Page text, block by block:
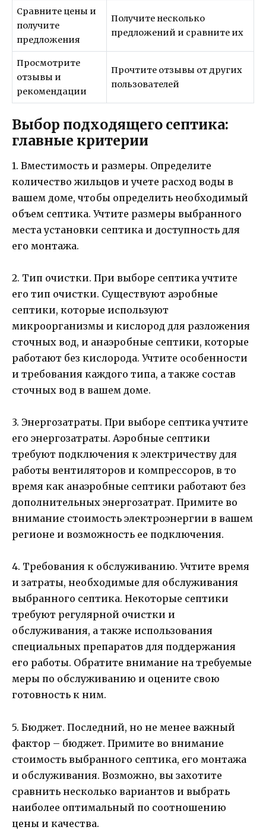
Сравните цены и
получите
предложения
Получите несколько
предложений и сравните их
Просмотрите
отзывы и
рекомендации
Прочтите отзывы от других
пользователей
Выбор подходящего септика:
главные критерии
1. Вместимость и размеры. Определите
количество жильцов и учете расход воды в
вашем доме, чтобы определить необходимый
объем септика. Учтите размеры выбранного
места установки септика и доступность для
его монтажа.
2. Тип очистки. При выборе септика учтите
его тип очистки. Существуют аэробные
септики, которые используют
микроорганизмы и кислород для разложения
сточных вод, и анаэробные септики, которые
работают без кислорода. Учтите особенности
и требования каждого типа, а также состав
сточных вод в вашем доме.
3. Энергозатраты. При выборе септика учтите
его энергозатраты. Аэробные септики
требуют подключения к электричеству для
работы вентиляторов и компрессоров, в то
время как анаэробные септики работают без
дополнительных энергозатрат. Примите во
внимание стоимость электроэнергии в вашем
регионе и возможность ее подключения.
4. Требования к обслуживанию. Учтите время
и затраты, необходимые для обслуживания
выбранного септика. Некоторые септики
требуют регулярной очистки и
обслуживания, а также использования
специальных препаратов для поддержания
его работы. Обратите внимание на требуемые
меры по обслуживанию и оцените свою
готовность к ним.
5. Бюджет. Последний, но не менее важный
фактор – бюджет. Примите во внимание
стоимость выбранного септика, его монтажа
и обслуживания. Возможно, вы захотите
сравнить несколько вариантов и выбрать
наиболее оптимальный по соотношению
цены и качества.